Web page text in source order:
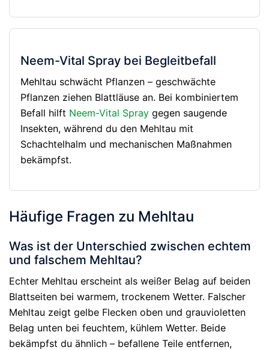
Neem-Vital Spray bei Begleitbefall
Mehltau schwächt Pflanzen – geschwächte
Pflanzen ziehen Blattläuse an. Bei kombiniertem
Befall hilft Neem-Vital Spray gegen saugende
Insekten, während du den Mehltau mit
Schachtelhalm und mechanischen Maßnahmen
bekämpfst.
Häufige Fragen zu Mehltau
Was ist der Unterschied zwischen echtem
und falschem Mehltau?
Echter Mehltau erscheint als weißer Belag auf beiden
Blattseiten bei warmem, trockenem Wetter. Falscher
Mehltau zeigt gelbe Flecken oben und grauvioletten
Belag unten bei feuchtem, kühlem Wetter. Beide
bekämpfst du ähnlich – befallene Teile entfernen,